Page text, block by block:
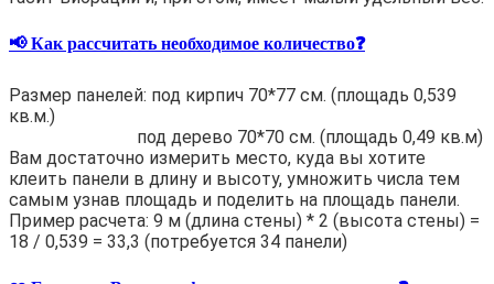
📢 Как рассчитать необходимое количество❓
Размер панелей: под кирпич 70*77 см. (площадь 0,539
кв.м.)
под дерево 70*70 см. (площадь 0,49 кв.м)
Вам достаточно измерить место, куда вы хотите
клеить панели в длину и высоту, умножить числа тем
самым узнав площадь и поделить на площадь панели.
Пример расчета: 9 м (длина стены) * 2 (высота стены) =
18 / 0,539 = 33,3 (потребуется 34 панели)